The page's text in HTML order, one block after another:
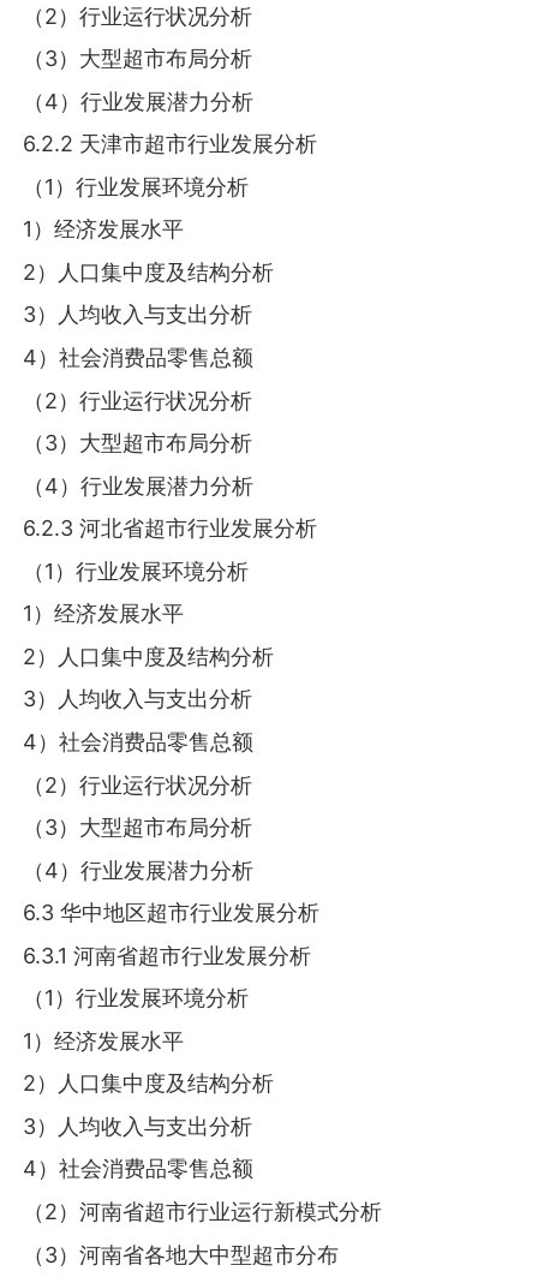
（2）行业运行状况分析
（3）大型超市布局分析
（4）行业发展潜力分析
6.2.2 天津市超市行业发展分析
（1）行业发展环境分析
1）经济发展水平
2）人口集中度及结构分析
3）人均收入与支出分析
4）社会消费品零售总额
（2）行业运行状况分析
（3）大型超市布局分析
（4）行业发展潜力分析
6.2.3 河北省超市行业发展分析
（1）行业发展环境分析
1）经济发展水平
2）人口集中度及结构分析
3）人均收入与支出分析
4）社会消费品零售总额
（2）行业运行状况分析
（3）大型超市布局分析
（4）行业发展潜力分析
6.3 华中地区超市行业发展分析
6.3.1 河南省超市行业发展分析
（1）行业发展环境分析
1）经济发展水平
2）人口集中度及结构分析
3）人均收入与支出分析
4）社会消费品零售总额
（2）河南省超市行业运行新模式分析
（3）河南省各地大中型超市分布